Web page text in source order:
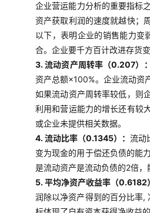
企业营运能力分析的重要指标
资产获取利润的速度就越快；
以下，表明企业的销售能力变
合。企业要千方百计改进存货
3. 流动资产周转率（0.207）：
资产总额×100%。企业流动资
如果流动资产周转率较低，则
利用和营运能力的增长还有较
或企业未提供相关数据。
4. 流动比率（0.1345）：流动
变为现金的用于偿还负债的能
是流动资产是流动负债的2倍
5. 平均净资产收益率（0.6182
润除以净资产得到的百分比率,